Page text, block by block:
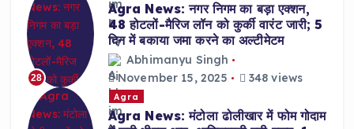
28
Agra News: नगर निगम का बड़ा एक्शन,
48 होटलों-मैरिज लॉन को कुर्की वारंट जारी; 5
दिन में बकाया जमा करने का अल्टीमेटम
Abhimanyu Singh
November 15, 2025
348 views
Agra
Agra News: मंटोला ढोलीखार में फोम गोदाम